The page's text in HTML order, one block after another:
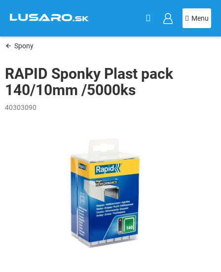
obsah
Spony
RAPID Sponky Plast pack
140/10mm /5000ks
40303090